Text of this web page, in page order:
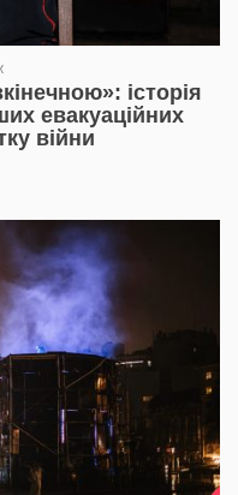
історія
евакуаційних
війни